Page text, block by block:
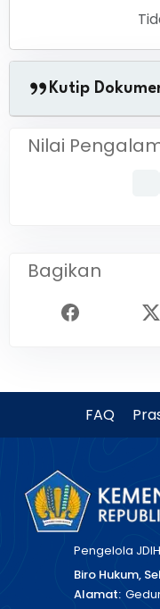
Kutip
Nilai
Bagikan
FAQ
Pengelola
Biro Hukum,
Alamat: